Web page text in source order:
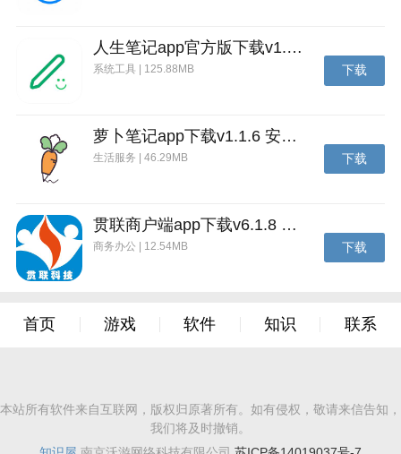
人生笔记app官方版下载v1.19.4 安卓版
系统工具 | 125.88MB 下载
萝卜笔记app下载v1.1.6 安卓版
生活服务 | 46.29MB 下载
贯联商户端app下载v6.1.8 安卓版
商务办公 | 12.54MB 下载
首页 游戏 软件 知识 联系
本站所有软件来自互联网，版权归原著所有。如有侵权，敬请来信告知，
我们将及时撤销。